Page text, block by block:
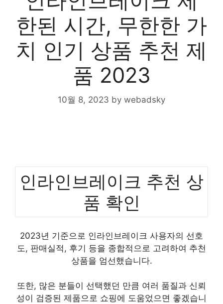
한된 시간, 무한한 가
치 인기 상품 추천 제
품 2023
10월 8, 2023 by webadsky
인라인브레이크 추천 상
품 확인
2023년 기준으로 인라인브레이크 사용자의 선호
도, 판매실적, 후기 등을 종합적으로 고려하여 추천
상품을 엄선했습니다.
또한, 많은 분들이 선택했던 만큼 여러 품질과 신뢰
성이 검증된 제품으로 쇼핑에 도움었으면 좋겠습니